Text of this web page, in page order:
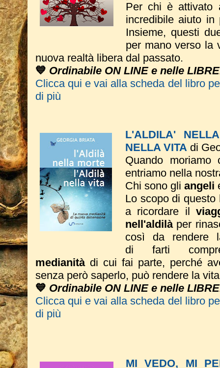
Per chi è attivato
incredibile aiuto in
Insieme, questi
per mano verso la
nuova realtà libera dal passato.
💙 Ordinabile ON LINE e nelle
Clicca qui e vai alla scheda del libro
di più
L'ALDILA'
NELLA VITA di
Quando moriamo
entriamo nella
Chi sono gli angeli
Lo scopo di
a ricordare il
nell'aldilà per
così da rendere
di farti
medianitàdi cui fai parte, perché
senza però saperlo, può rendere la
💙 Ordinabile ON LINE e nelle
Clicca qui e vai alla scheda del libro
di più
MI VEDO, MI